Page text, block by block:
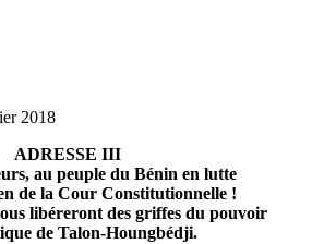
2018
ADRESSE III
au peuple du Bénin en lutte
de la Cour Constitutionnelle !
libéreront des griffes du pouvoir
de Talon-Houngbédji.